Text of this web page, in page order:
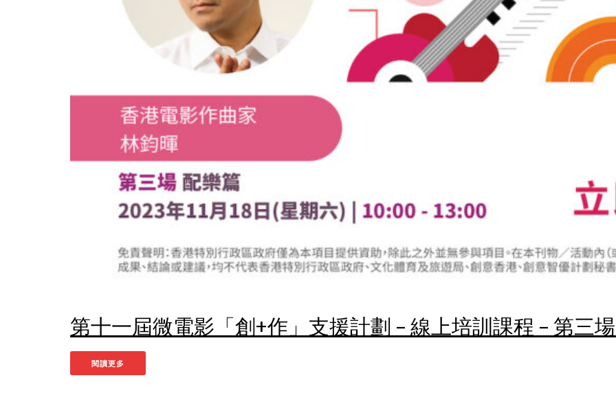
第十一屆微電影「創+作」支援計劃 – 線上培訓課程 – 第三
閱讀更多